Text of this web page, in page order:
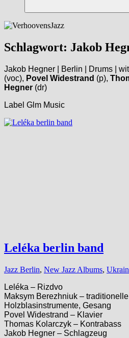
Suchen
Schlagwort: Jakob
Jakob Hegner | Berlin | Drums |
(voc), Povel Widestrand (p),
Hegner (dr)
Label Glm Music
Leléka berlin band
Jazz Berlin, New Jazz Albums,
Leléka – Rizdvo
Maksym Berezhniuk –
Holzblasinstrumente, Gesang
Povel Widestrand – Klavier
Thomas Kolarczyk – Kontrabass
Jakob Hegner – Schlagzeug